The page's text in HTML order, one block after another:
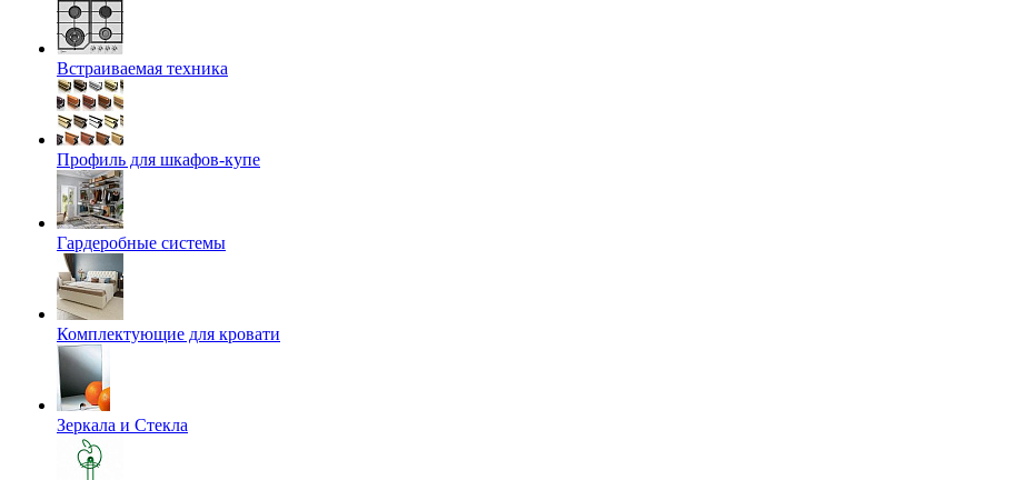
Встраиваемая техника
Профиль для шкафов-купе
Гардеробные системы
Комплектующие для кровати
Зеркала и Стекла